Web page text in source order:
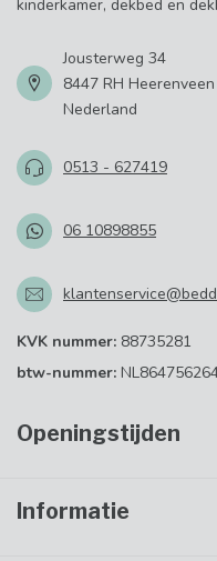
kinderkamer, dekbed en
Jousterweg 34
8447 RH Heerenveen
Nederland
0513 - 627419
06 10898855
KVK nummer: 88735281
btw-nummer:
Openingstijden
Informatie